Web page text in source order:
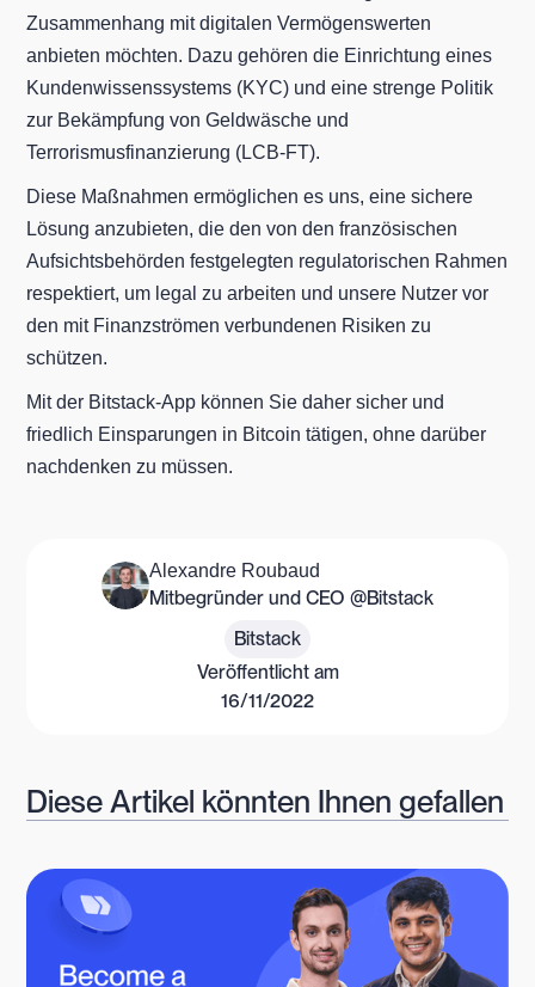
Zusammenhang mit digitalen Vermögenswerten
anbieten möchten. Dazu gehören die Einrichtung eines
Kundenwissenssystems (KYC) und eine strenge Politik
zur Bekämpfung von Geldwäsche und
Terrorismusfinanzierung (LCB-FT).
Diese Maßnahmen ermöglichen es uns, eine sichere
Lösung anzubieten, die den von den französischen
Aufsichtsbehörden festgelegten regulatorischen Rahmen
respektiert, um legal zu arbeiten und unsere Nutzer vor
den mit Finanzströmen verbundenen Risiken zu
schützen.
Mit der Bitstack-App können Sie daher sicher und
friedlich Einsparungen in Bitcoin tätigen, ohne darüber
nachdenken zu müssen.
Alexandre Roubaud
Mitbegründer und CEO @Bitstack
Bitstack
Veröffentlicht am
16/11/2022
Diese Artikel könnten Ihnen gefallen